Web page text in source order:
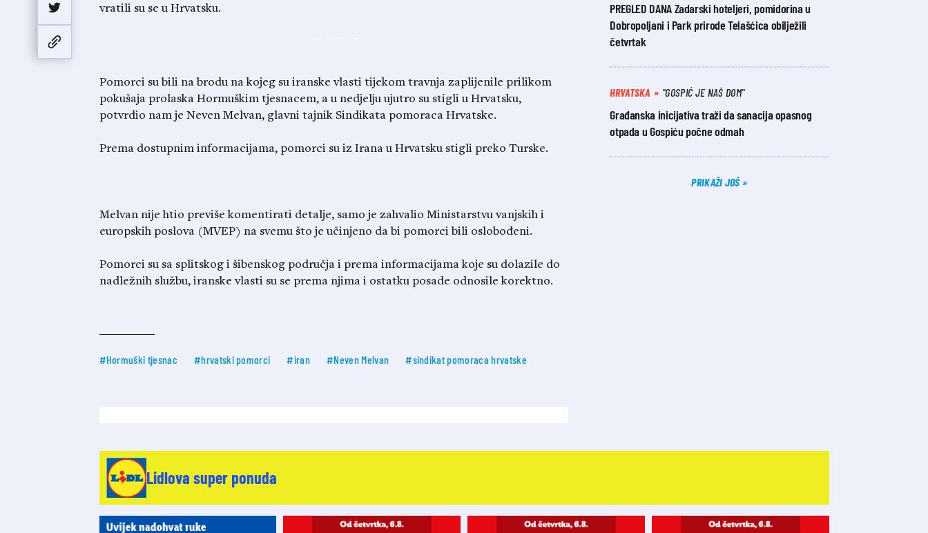
vratili su se u Hrvatsku.
Pomorci su bili na brodu na kojeg su iranske vlasti tijekom travnja zaplijenile prilikom
pokušaja prolaska Hormuškim tjesnacem, a u nedjelju ujutro su stigli u Hrvatsku,
potvrdio nam je Neven Melvan, glavni tajnik Sindikata pomoraca Hrvatske.
Prema dostupnim informacijama, pomorci su iz Irana u Hrvatsku stigli preko Turske.
Melvan nije htio previše komentirati detalje, samo je zahvalio Ministarstvu vanjskih i
europskih poslova (MVEP) na svemu što je učinjeno da bi pomorci bili oslobođeni.
Pomorci su sa splitskog i šibenskog područja i prema informacijama koje su dolazile do
nadležnih službu, iranske vlasti su se prema njima i ostatku posade odnosile korektno.
#Hormuški tjesnac #hrvatski pomorci #iran #Neven Melvan #sindikat pomoraca hrvatske
PREGLED DANA Zadarski hoteljeri, pomidorina u
Dobropoljani i Park prirode Telašćica obilježili
četvrtak
HRVATSKA "GOSPIĆ JE NAŠ DOM"
Građanska inicijativa traži da sanacija opasnog
otpada u Gospiću počne odmah
PRIKAŽI JOŠ
Lidlova super ponuda